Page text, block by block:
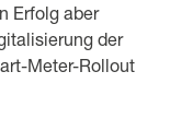
Erfolg aber
der
Meter-Rollout